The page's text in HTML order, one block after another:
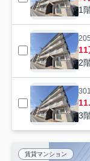
1
205
11
2
301
3
賃貸マンション